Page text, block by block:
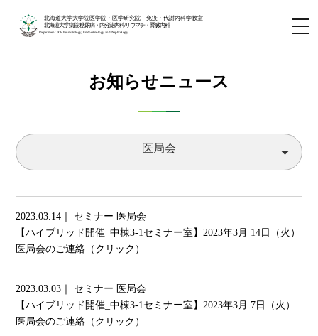
北海道大学大学院医学院・医学研究院 免疫・代謝内科学教室
北海道大学病院 糖尿病・内分泌内科/リウマチ・腎臓内科
Department of Rheumatology, Endocrinology and Nephrology
お知らせニュース
医局会 arrow_drop_down
2023.03.14｜ セミナー 医局会
【ハイブリッド開催_中棟3-1セミナー室】2023年3月 14日（火）
医局会のご連絡（クリック）
2023.03.03｜ セミナー 医局会
【ハイブリッド開催_中棟3-1セミナー室】2023年3月 7日（火）
医局会のご連絡（クリック）